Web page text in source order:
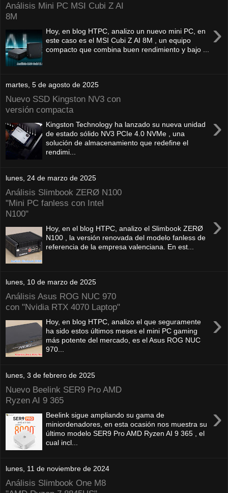
Análisis Mini PC MSI Cubi Z AI
8M
›
Hoy, en blog HTPC, analizo un nuevo mini PC, en
este caso es el MSI Cubi Z AI 8M , un equipo
compacto que combina buen rendimiento y bajo ...
martes, 5 de agosto de 2025
Nuevo SSD Kingston NV3 con
versión compacta
›
Kingston Technology ha lanzado su nueva unidad
de estado sólido NV3 PCIe 4.0 NVMe , una
solución de almacenamiento que redefine el
rendimi...
lunes, 24 de marzo de 2025
Análisis Slimbook ZERØ N100
"Mini PC fanless con Intel
N100"
›
Hoy, en el blog HTPC, analizo el Slimbook ZERØ
N100 , la versión renovada del modelo fanless de
referencia de la empresa valenciana. En est...
lunes, 10 de marzo de 2025
Análisis Asus ROG NUC 970
con "Nvidia RTX 4070 Laptop"
›
Hoy, en blog HTPC, analizo el que seguramente
ha sido estos últimos meses el mini PC gaming
más potente del mercado, es el Asus ROG NUC
970...
lunes, 3 de febrero de 2025
Nuevo Beelink SER9 Pro AMD
Ryzen AI 9 365
›
Beelink sigue ampliando su gama de
miniordenadores, en esta ocasión nos muestra su
último modelo SER9 Pro AMD Ryzen AI 9 365 , el
cual incl...
lunes, 11 de noviembre de 2024
Análisis Slimbook One M8